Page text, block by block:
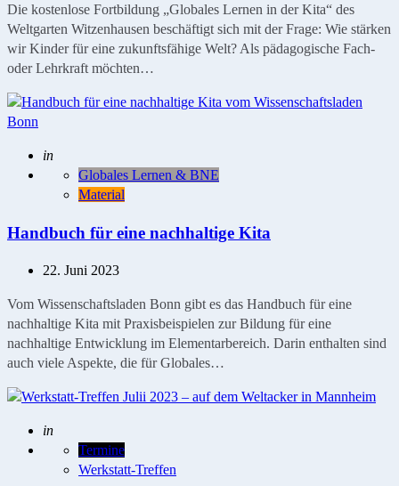
Die kostenlose Fortbildung „Globales Lernen in der Kita“ des
Weltgarten Witzenhausen beschäftigt sich mit der Frage: Wie stärken
wir Kinder für eine zukunftsfähige Welt? Als pädagogische Fach-
oder Lehrkraft möchten…
Geschrieben
in
Globales Lernen & BNE
Material
Handbuch für eine nachhaltige Kita
22. Juni 2023
Vom Wissenschaftsladen Bonn gibt es das Handbuch für eine
nachhaltige Kita mit Praxisbeispielen zur Bildung für eine
nachhaltige Entwicklung im Elementarbereich. Darin enthalten sind
auch viele Aspekte, die für Globales…
Geschrieben
in
Termine
Werkstatt-Treffen